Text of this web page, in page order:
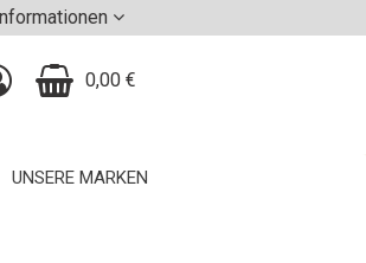
0,00 €
UNSERE MARKEN